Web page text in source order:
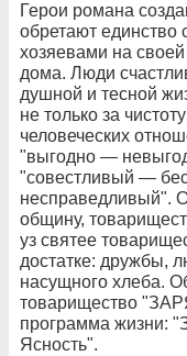
Герои романа
обретают единство
хозяевами на
дома. Люди
душной и тесной
не только за
человеческих
"выгодно —
"совестливый —
несправедливый".
общину,
уз святее
достатке: дружбы,
насущного хлеба.
товарищество
программа жизни:
Ясность".